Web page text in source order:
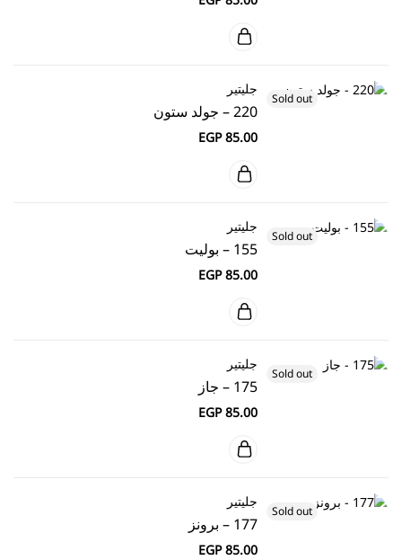
Sold out
جليتير
220 – جولد ستون
EGP85.00
Sold out
جليتير
155 – بوليت
EGP85.00
Sold out
جليتير
175 – جاز
EGP85.00
Sold out
جليتير
177 – برونز
EGP85.00